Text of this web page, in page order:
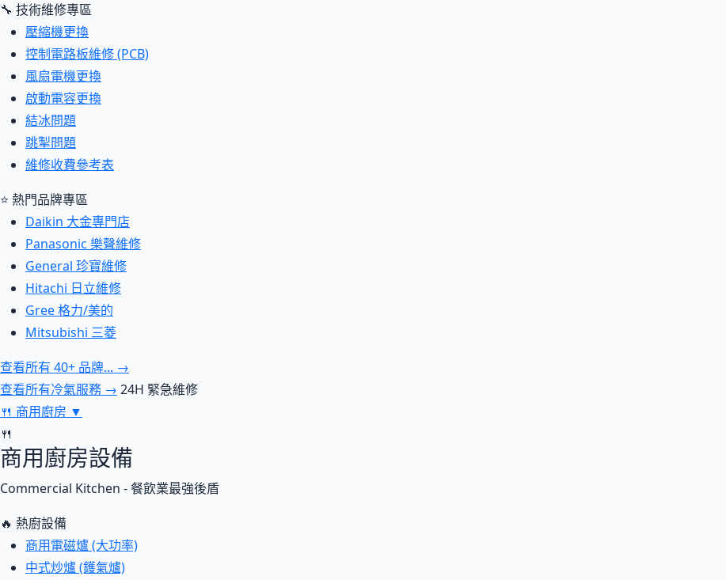
🔧 技術維修專區
壓縮機更換
控制電路板維修 (PCB)
風扇電機更換
啟動電容更換
結冰問題
跳掣問題
維修收費參考表
⭐ 熱門品牌專區
Daikin 大金專門店
Panasonic 樂聲維修
General 珍寶維修
Hitachi 日立維修
Gree 格力/美的
Mitsubishi 三菱
查看所有 40+ 品牌... →
查看所有冷氣服務 → 24H 緊急維修
🍴 商用廚房 ▼
🍴
商用廚房設備
Commercial Kitchen - 餐飲業最強後盾
🔥 熱廚設備
商用電磁爐 (大功率)
中式炒爐 (鑊氣爐)